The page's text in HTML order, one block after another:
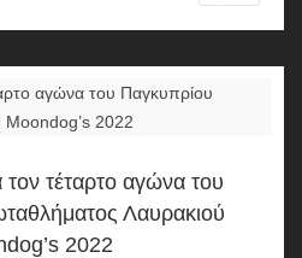
τον τέταρτο αγώνα του
Λαυρακιού
2022